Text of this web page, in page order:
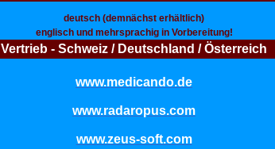
deutsch (demnächst erhältlich)
englisch und mehrsprachig in Vorbereitung!
Vertrieb - Schweiz / Deutschland / Österreich
www.medicando.de
www.radaropus.com
www.zeus-soft.com